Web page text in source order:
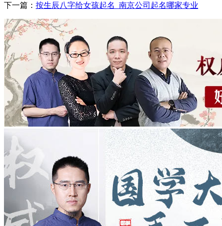
下一篇： 按生辰八字给女孩起名_南京公司起名哪家专业